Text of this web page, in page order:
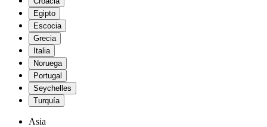
Egipto
Escocia
Grecia
Italia
Noruega
Portugal
Seychelles
Turquía
Asia